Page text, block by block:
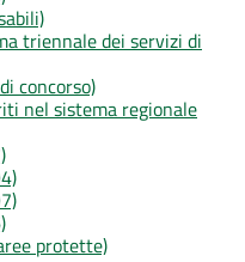
triennale dei servizi di
concorso)
nel sistema regionale
protette)